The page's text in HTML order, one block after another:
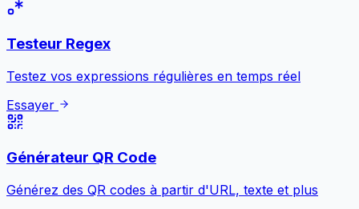
Testeur Regex
Testez vos expressions régulières en temps réel
Essayer
Générateur QR Code
Générez des QR codes à partir d'URL, texte et plus